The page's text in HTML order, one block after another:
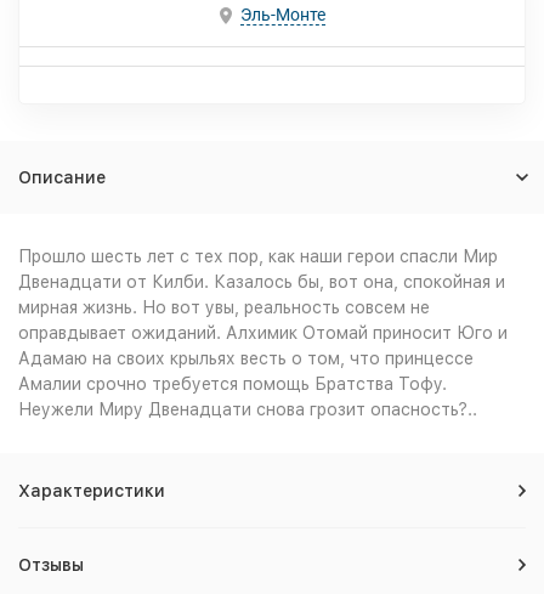
Эль-Монте
Описание
Прошло шесть лет с тех пор, как наши герои спасли Мир
Двенадцати от Килби. Казалось бы, вот она, спокойная и
мирная жизнь. Но вот увы, реальность совсем не
оправдывает ожиданий. Алхимик Отомай приносит Юго и
Адамаю на своих крыльях весть о том, что принцессе
Амалии срочно требуется помощь Братства Тофу.
Неужели Миру Двенадцати снова грозит опасность?..
Характеристики
Отзывы